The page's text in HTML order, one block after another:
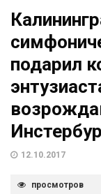
подарил
12.10.2017
просмотров